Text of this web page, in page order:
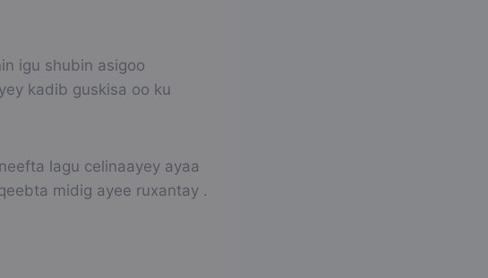
igu shubin asigoo
kadib guskisa oo ku
lagu celinaayey ayaa
midig ayee ruxantay .